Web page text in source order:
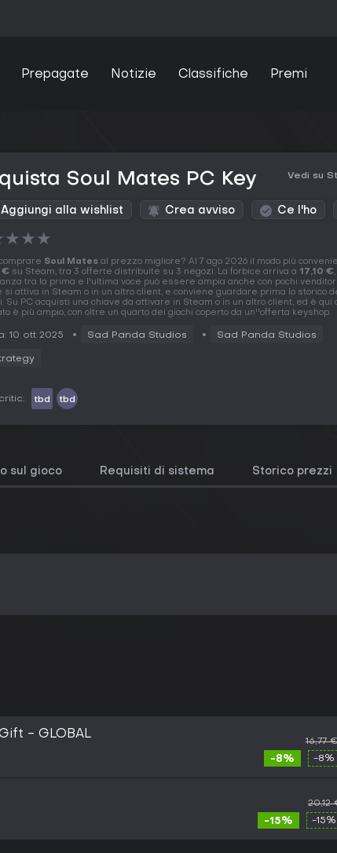
Prepagate Notizie Classifiche Premi
Soul Mates PC Key Vedi su
Aggiungi alla wishlist Crea avviso Ce l'ho
★★★
Soul Mates al prezzo migliore? Al 7 ago 2026 il modo più
€ su Steam, tra 3 offerte distribuite su 3 negozi. La forbice arriva a 17,10 €
tra la prima e l'ultima voce può essere ampia anche con pochi
si attiva in Steam o in un altro client, e conviene guardare prima lo storico
Su PC acquisti una chiave da attivare in Steam o in un altro client, ed è qui
è più ampio, con oltre un quarto dei giochi coperto da un''offerta keyshop.
10 ott 2025 Sad Panda Studios Sad Panda Studios
tbd tbd
sul gioco Requisiti di sistema Storico prezzi
- GLOBAL
16,77
-8% -8%
20,12
-15% -